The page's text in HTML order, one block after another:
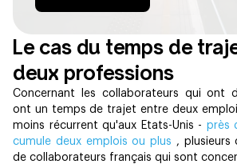
Le cas du temps de
deux professions
Concernant les collaborateurs qui ont
ont un temps de trajet entre deux
moins récurrent qu'aux Etats-Unis - près
cumule deux emplois ou plus , plusieurs
de collaborateurs français qui sont